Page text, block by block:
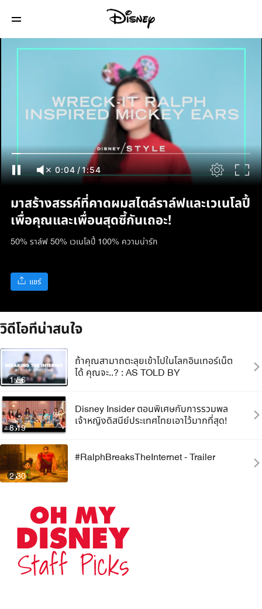
0:04/1:54
มาสร้างสรรค์ที่คาดผมสไตล์ราล์ฟและเวเนโลปี้
เพื่อคุณและเพื่อนสุดซี้กันเถอะ!
50% ราล์ฟ 50% เวเนโลปี้ 100% ความน่ารัก
แชร์
วิดีโอที่น่าสนใจ
1:56
ถ้าคุณสามาถตะลุยเข้าไปในโลกอินเทอร์เน็ต
ได้ คุณจะ..? : AS TOLD BY
8:19
Disney Insider ตอนพิเศษกับการรวมพล
เจ้าหญิงดิสนีย์ประเทศไทยเอาไว้มากที่สุด!
2:30
#RalphBreaksTheInternet - Trailer